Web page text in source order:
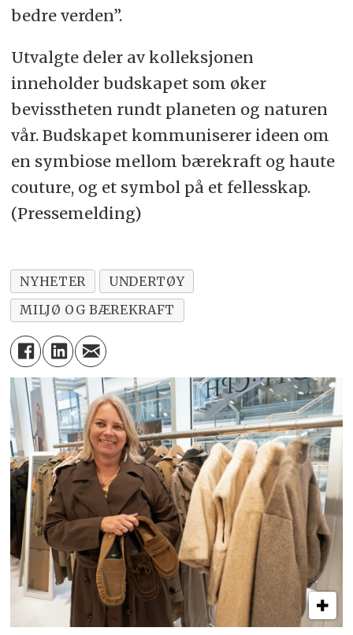
bedre verden”.
Utvalgte deler av kolleksjonen
inneholder budskapet som øker
bevisstheten rundt planeten og naturen
vår. Budskapet kommuniserer ideen om
en symbiose mellom bærekraft og haute
couture, og et symbol på et fellesskap.
(Pressemelding)
NYHETER
UNDERTØY
MILJØ OG BÆREKRAFT